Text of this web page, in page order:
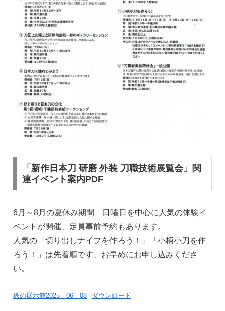
「新作日本刀 研磨 外装 刀職技術展覧会」関
連イベント案内PDF
6月～8月の夏休み期間 日曜日を中心に人気の体験イ
ベントが開催、定員事前予約もあります。
人気の「切り出しナイフを作ろう！」「小柄小刀を作
ろう！」は先着順です、お早めにお申し込みくださ
い。
鉄の展示館2025 06 08 ダウンロード